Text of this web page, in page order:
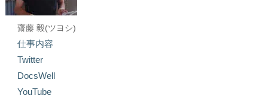
齋藤 毅(ツヨシ)
仕事内容
Twitter
DocsWell
YouTube